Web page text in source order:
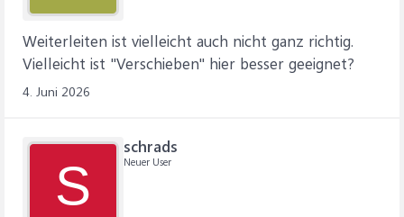
Weiterleiten ist vielleicht auch nicht ganz richtig.
Vielleicht ist "Verschieben" hier besser geeignet?
4. Juni 2026
S
schrads
Neuer User